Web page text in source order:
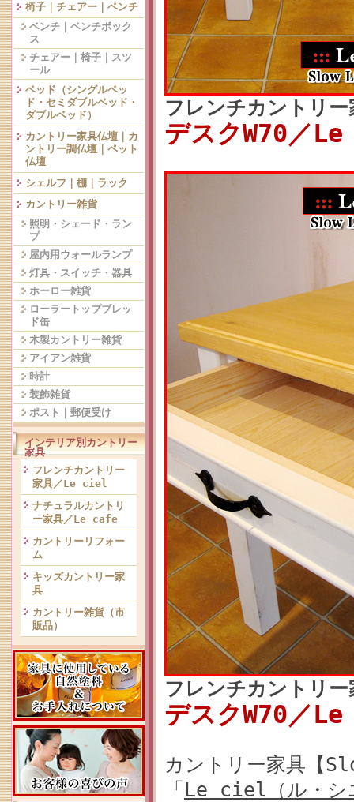
椅子｜チェアー｜ベンチ
ベンチ｜ベンチボック
ス
チェアー｜椅子｜スツ
ール
ベッド（シングルベッ
ド・セミダブルベッド・
ダブルベッド）
カントリー家具仏壇｜カ
ントリー調仏壇｜ペット
仏壇
シェルフ｜棚｜ラック
カントリー雑貨
照明・シェード・ラン
プ
屋内用ウォールランプ
灯具・スイッチ・器具
ホーロー雑貨
ローラートップブレッ
ド缶
木製カントリー雑貨
アイアン雑貨
時計
装飾雑貨
ポスト｜郵便受け
インテリア別カントリー
家具
フレンチカントリー
家具／Le ciel
ナチュラルカントリ
ー家具／Le cafe
カントリーリフォー
ム
キッズカントリー家
具
カントリー雑貨（市
販品）
フレンチカントリ
デスクW70／
フレンチカントリ
デスクW70／
カントリー家具【
「 Le ciel（ル・シ